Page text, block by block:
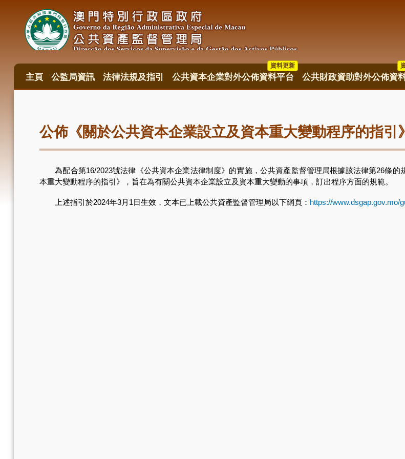
目
主頁 公監局資訊 法律法規及指引 公共資本企業對外公佈資料平台
資料更新
公共財政資助對外公佈資
公佈《關於公共資本企業設立及資本重大變動程序的指引》
為配合第16/2023號法律《公共資本企業法律制度》的實施，公共資產監督管理局根據該法律第26條的
本重大變動程序的指引》，旨在為有關公共資本企業設立及資本重大變動的事項，訂出程序方面的規範。
上述指引於2024年3月1日生效，文本已上載公共資產監督管理局以下網頁： https://www.dsgap.gov.mo/